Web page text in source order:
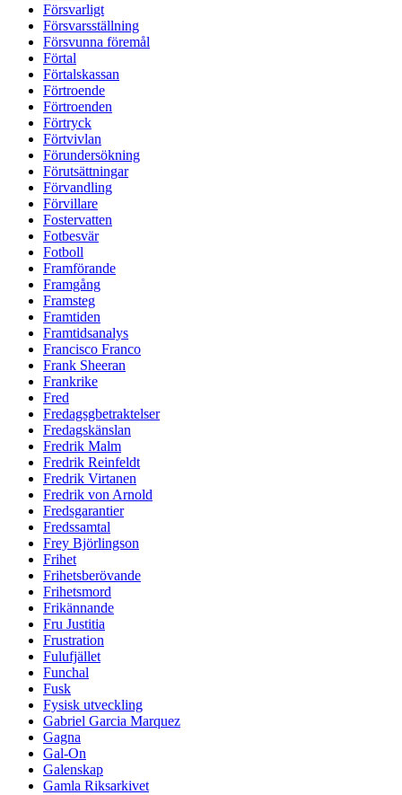
Försvarligt
Försvarsställning
Försvunna föremål
Förtal
Förtalskassan
Förtroende
Förtroenden
Förtryck
Förtvivlan
Förundersökning
Förutsättningar
Förvandling
Förvillare
Fostervatten
Fotbesvär
Fotboll
Framförande
Framgång
Framsteg
Framtiden
Framtidsanalys
Francisco Franco
Frank Sheeran
Frankrike
Fred
Fredagsgbetraktelser
Fredagskänslan
Fredrik Malm
Fredrik Reinfeldt
Fredrik Virtanen
Fredrik von Arnold
Fredsgarantier
Fredssamtal
Frey Björlingson
Frihet
Frihetsberövande
Frihetsmord
Frikännande
Fru Justitia
Frustration
Fulufjället
Funchal
Fusk
Fysisk utveckling
Gabriel Garcia Marquez
Gagna
Gal-On
Galenskap
Gamla Riksarkivet